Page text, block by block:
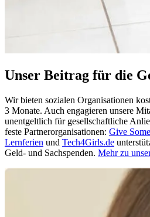
Unser Beitrag für die
Wir bieten sozialen Organisationen
3 Monate. Auch engagieren unsere
unentgeltlich für gesellschaftliche
feste Partnerorganisationen: Give
Lernferien und Tech4Girls.de
Geld- und Sachspenden. Mehr zu